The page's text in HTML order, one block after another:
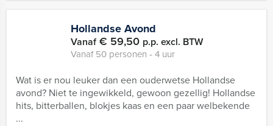
Hollandse Avond
Vanaf€ 59,50 p.p. excl. BTW
Vanaf 50 personen ‐ 4 uur
Wat is er nou leuker dan een ouderwetse Hollandse
avond? Niet te ingewikkeld, gewoon gezellig! Hollandse
hits, bitterballen, blokjes kaas en een paar welbekende
...